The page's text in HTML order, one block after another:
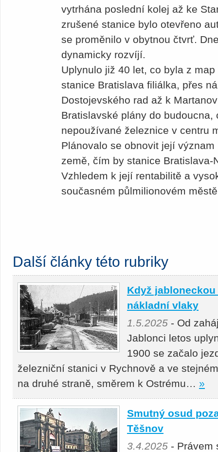
vytrhána poslední kolej až ke
zrušené stanice bylo otevřeno
se proměnilo v obytnou čtvrť.
dynamicky rozvíjí.
Uplynulo již 40 let, co byla z
stanice Bratislava filiálka, přes
Dostojevského rad až k
Bratislavské plány do budoucna,
nepoužívané železnice v centru
Plánovalo se obnovit její
země, čím by stanice
Vzhledem k její rentabilitě a
současném půlmilionovém
Další články této rubriky
Když
nákladní vlaky
1.5.2025 - Od
Jablonci letos
1900 se začalo
železniční stanici v Rychnově a ve
na druhé straně, směrem k Ostrému… »
Smutný osud
Těšnov
3.4.2025 - Právem